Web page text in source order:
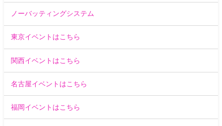
ノーバッティングシステム
東京イベントはこちら
関西イベントはこちら
名古屋イベントはこちら
福岡イベントはこちら